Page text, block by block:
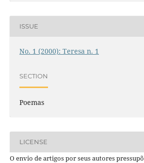
ISSUE
No. 1 (2000): Teresa n. 1
SECTION
Poemas
LICENSE
O envio de artigos por seus autores